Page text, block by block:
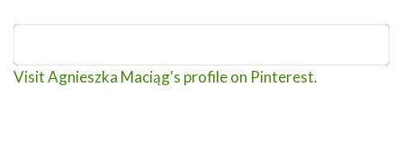
Visit Agnieszka Maciąg's profile on Pinterest.